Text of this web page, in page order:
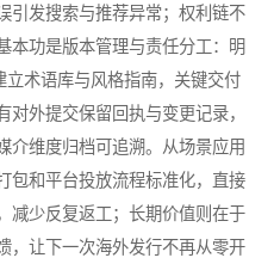
引发搜索与推荐异常；权利链不
本功是版本管理与责任分工：明
立术语库与风格指南，关键交付
外提交保留回执与变更记录，
介维度归档可追溯。从场景应用
包和平台投放流程标准化，直接
减少反复返工；长期价值则在于
，让下一次海外发行不再从零开